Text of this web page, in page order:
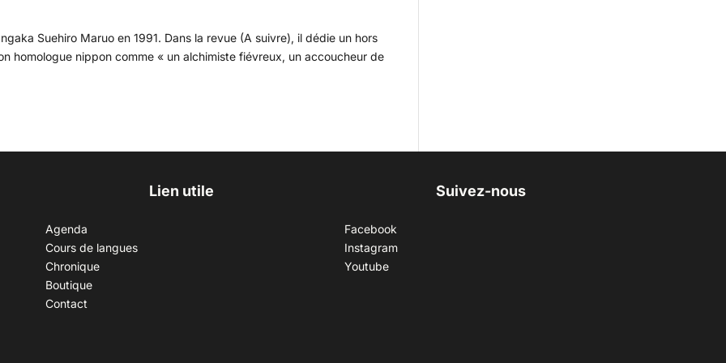
Suehiro Maruo en 1991. Dans la revue (A suivre), il dédie un hors
homologue nippon comme « un alchimiste fiévreux, un accoucheur de
Lien utile
Agenda
Cours de langues
Chronique
Boutique
Contact
Suivez-nous
Facebook
Instagram
Youtube